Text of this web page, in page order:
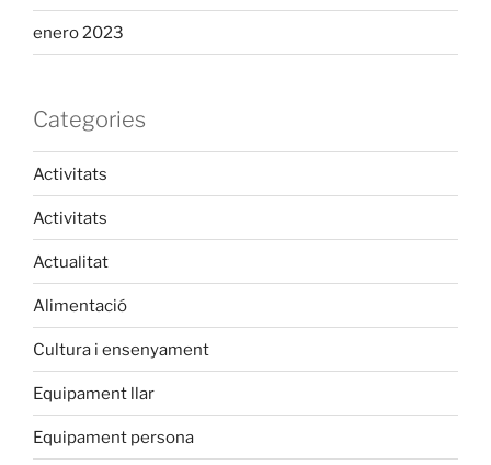
enero 2023
Categories
Activitats
Activitats
Actualitat
Alimentació
Cultura i ensenyament
Equipament llar
Equipament persona